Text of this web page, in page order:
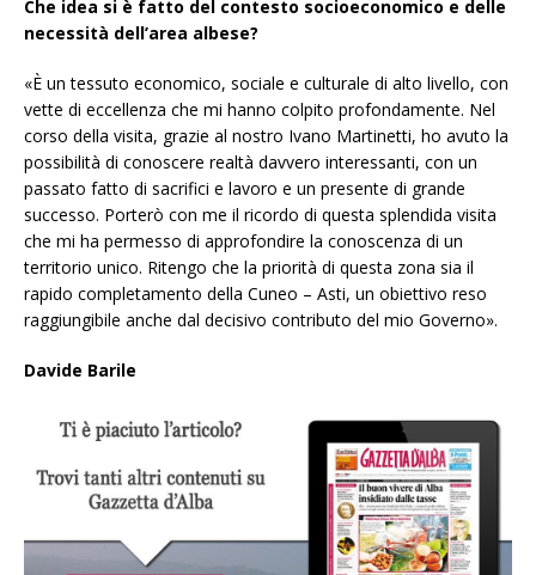
Che idea si è fatto del contesto socioeconomico e delle
necessità dell’area albese?
«È un tessuto economico, sociale e culturale di alto livello, con
vette di eccellenza che mi hanno colpito profondamente. Nel
corso della visita, grazie al nostro Ivano Martinetti, ho avuto la
possibilità di conoscere realtà davvero interessanti, con un
passato fatto di sacrifici e lavoro e un presente di grande
successo. Porterò con me il ricordo di questa splendida visita
che mi ha permesso di approfondire la conoscenza di un
territorio unico. Ritengo che la priorità di questa zona sia il
rapido completamento della Cuneo – Asti, un obiettivo reso
raggiungibile anche dal decisivo contributo del mio Governo».
Davide Barile